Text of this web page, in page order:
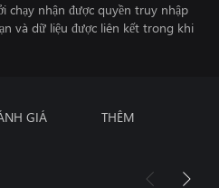
chạy nhận được quyền truy nhập
và dữ liệu được liên kết trong khi
GIÁ THÊM